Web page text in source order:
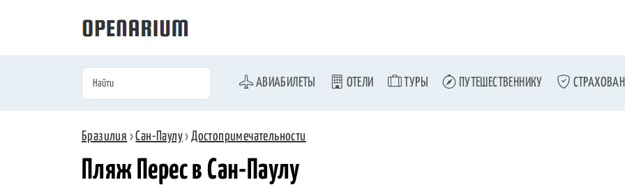
АВИАБИЛЕТЫ ОТЕЛИ ТУРЫ ПУТЕШЕСТВЕННИКУ
Бразилия ›Сан-Паулу›Достопримечательности
Пляж Перес в Сан-Паулу